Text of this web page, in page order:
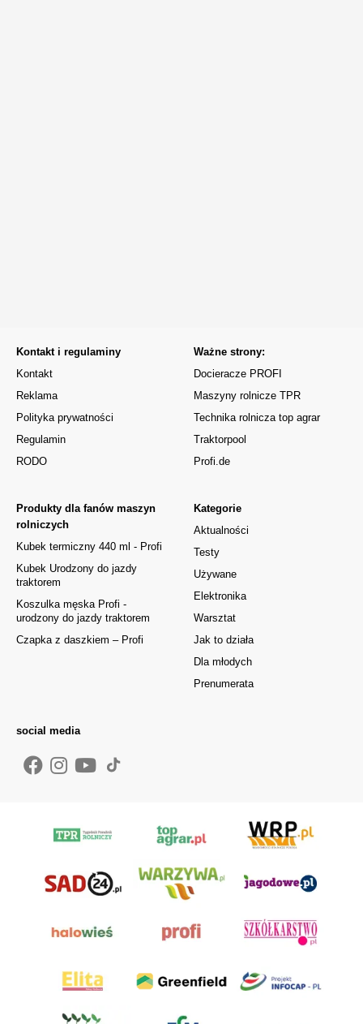
Kontakt i regulaminy
Kontakt
Reklama
Polityka prywatności
Regulamin
RODO
Kategorie
Aktualności
Testy
Używane
Elektronika
Warsztat
Jak to działa
Dla młodych
Prenumerata
Produkty dla fanów maszyn
rolniczych
Kubek termiczny 440 ml - Profi
Kubek Urodzony do jazdy
traktorem
Koszulka męska Profi -
urodzony do jazdy traktorem
Czapka z daszkiem – Profi
Ważne strony:
Docieracze PROFI
Maszyny rolnicze TPR
Technika rolnicza top agrar
Traktorpool
Profi.de
social media